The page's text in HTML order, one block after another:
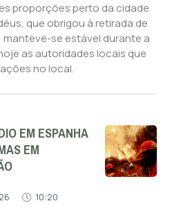
proporções perto da cidade
que obrigou à retirada de
manteve-se estável durante a
as autoridades locais que
no local.
EM ESPANHA
EM
10:20